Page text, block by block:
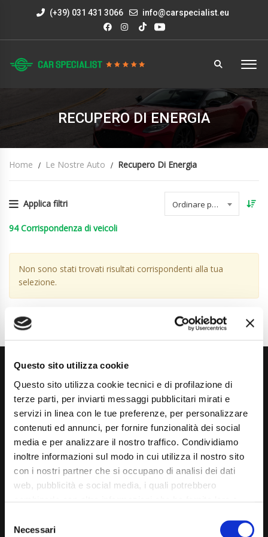
Questo sito utilizza cookie
Questo sito utilizza cookie tecnici e di profilazione di
terze parti, per inviarti messaggi pubblicitari mirati e
servizi in linea con le tue preferenze, per personalizzare
contenuti ed annunci, per fornire funzionalità dei social
media e per analizzare il nostro traffico. Condividiamo
inoltre informazioni sul modo in cui utilizza il nostro sito
con i nostri partner che si occupano di analisi dei dati
web, pubblicità e social media, i quali potrebbero
mera chiusura del banner non comporta l’accettazione
Selection
Necessari
(+39) 031 431 3066 info@carspecialist.eu
RECUPERO DI ENERGIA
Home Le Nostre Auto Recupero Di Energia
Applica filtri Ordinare per data
94 Corrispondenza di veicoli
Non sono stati trovati risultati corrispondenti alla tua
selezione.
Via Giuditta Pasta 2, Como (CO) 22100
(+39) 031 431 3066
info@carspecialist.eu
Sabato: 09:00 - 12:30